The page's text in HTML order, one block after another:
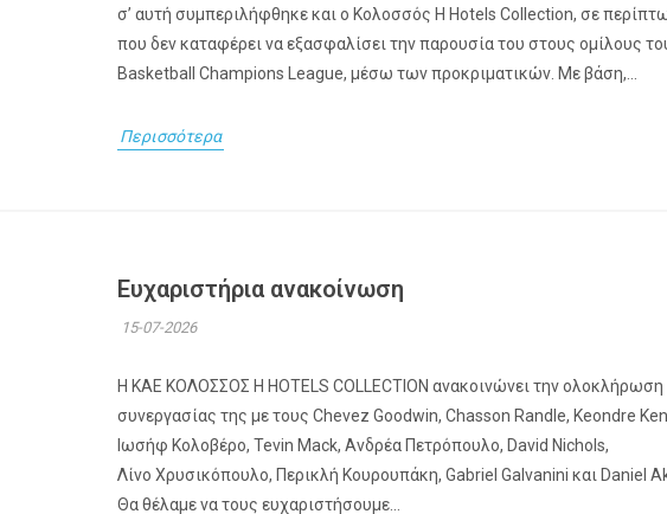
σ’ αυτή συμπεριλήφθηκε και ο Κολοσσός H Hotels Collection, σε
που δεν καταφέρει να εξασφαλίσει την παρουσία του στους ομίλους
Basketball Champions League, μέσω των προκριματικών. Με βάση,...
Περισσότερα
Ευχαριστήρια ανακοίνωση
15-07-2026
Η ΚΑΕ ΚΟΛΟΣΣΟΣ H HOTELS COLLECTION ανακοινώνει την ολοκλήρωση
συνεργασίας της με τους Chevez Goodwin, Chasson Randle, Keondre
Ιωσήφ Κολοβέρο, Tevin Mack, Ανδρέα Πετρόπουλο, David Nichols,
Λίνο Χρυσικόπουλο, Περικλή Κουρουπάκη, Gabriel Galvanini και Daniel
Θα θέλαμε να τους ευχαριστήσουμε...